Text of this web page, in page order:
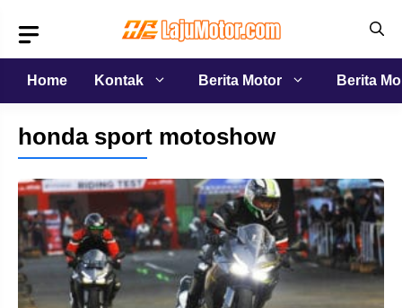
isi
Home
Kontak Berita Motor Berita
honda sport motoshow